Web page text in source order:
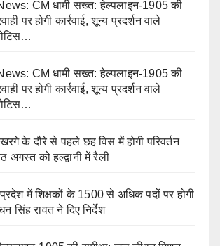
CM धामी सख्त: हेल्पलाइन-1905 की
पर होगी कार्रवाई, शून्य प्रदर्शन वाले
CM धामी सख्त: हेल्पलाइन-1905 की
पर होगी कार्रवाई, शून्य प्रदर्शन वाले
के दौरे से पहले छह विस में होगी परिवर्तन
अगस्त को हल्द्वानी में रैली
में शिक्षकों के 1500 से अधिक पदों पर होगी
धन सिंह रावत ने दिए निर्देश